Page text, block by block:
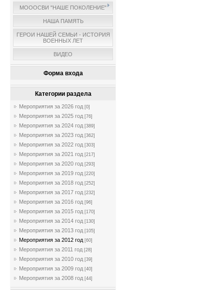
МОООСВИ "НАШЕ ПОКОЛЕНИЕ"
НАША ПАМЯТЬ
ГЕРОИ НАШЕЙ СЕМЬИ - ИСТОРИЯ
ВОЕННЫХ ЛЕТ
ВИДЕО
Форма входа
Категории раздела
Мероприятия за 2026 год [0]
Мероприятия за 2025 год [76]
Мероприятия за 2024 год [389]
Мероприятия за 2023 год [362]
Мероприятия за 2022 год [303]
Мероприятия за 2021 год [217]
Мероприятия за 2020 год [293]
Мероприятия за 2019 год [220]
Мероприятия за 2018 год [252]
Мероприятия за 2017 год [232]
Мероприятия за 2016 год [96]
Мероприятия за 2015 год [170]
Мероприятия за 2014 год [130]
Мероприятия за 2013 год [105]
Мероприятия за 2012 год [60]
Мероприятия за 2011 год [28]
Мероприятия за 2010 год [39]
Мероприятия за 2009 год [40]
Мероприятия за 2008 год [44]